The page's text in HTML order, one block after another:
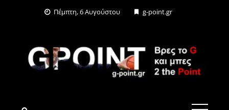
Πέμπτη, 6 Αυγούστου g-point.gr
G-POINT.GR